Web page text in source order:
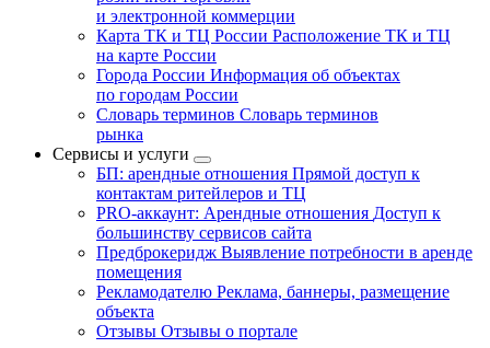
и электронной коммерции
Карта ТК и ТЦ России Расположение ТК и ТЦ
на карте России
Города России Информация об объектах
по городам России
Словарь терминов Словарь терминов
рынка
Сервисы и услуги
БП: арендные отношения Прямой доступ к
контактам ритейлеров и ТЦ
PRO-аккаунт: Арендные отношения Доступ к
большинству сервисов сайта
Предброкеридж Выявление потребности в аренде
помещения
Рекламодателю Реклама, баннеры, размещение
объекта
Отзывы Отзывы о портале